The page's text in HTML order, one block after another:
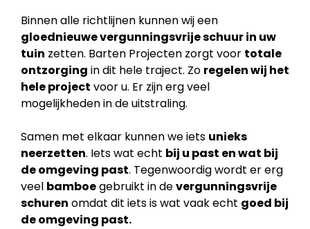
Binnen alle richtlijnen kunnen wij een
gloednieuwe vergunningsvrije schuur in uw
tuin zetten. Barten Projecten zorgt voor totale
ontzorging in dit hele traject. Zo regelen wij het
hele project voor u. Er zijn erg veel
mogelijkheden in de uitstraling.
Samen met elkaar kunnen we iets unieks
neerzetten. Iets wat echt bij u past en wat bij
deomgeving past. Tegenwoordig wordt er erg
veel bamboegebruikt in devergunningsvrije
schuren omdat dit iets is wat vaak echt goed bij
de omgeving past.